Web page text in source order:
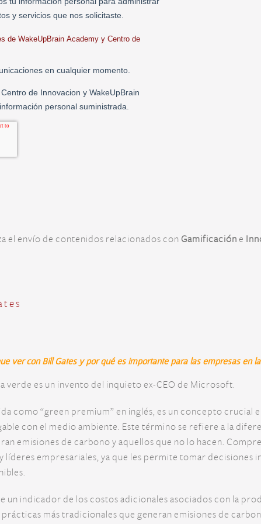
el envío de contenidos relacionados con Gamificación e
ver con Bill Gates y por qué es importante para las empresas en
es un invento del inquieto ex-CEO de Microsoft.
como “green premium” en inglés, es un concepto crucial
con el medio ambiente. Este término se refiere a la
emisiones de carbono y aquellos que no lo hacen.
líderes empresariales, ya que les permite tomar decisiones
un indicador de los costos adicionales asociados con la
más tradicionales que generan emisiones de